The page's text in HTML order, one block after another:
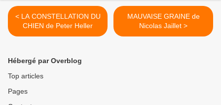
< LA CONSTELLATION DU
CHIEN de Peter Heller
MAUVAISE GRAINE de
Nicolas Jaillet >
Hébergé par Overblog
Top articles
Pages